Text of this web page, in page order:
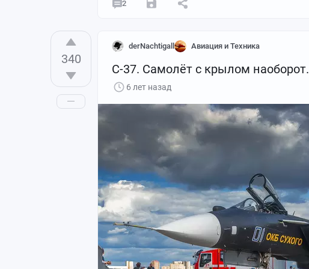
2
340
derNachtigall Авиация и Техника
С-37. Самолёт с крылом наоборот.
6 лет назад